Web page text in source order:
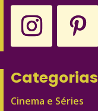
Categorias
Cinema e Séries